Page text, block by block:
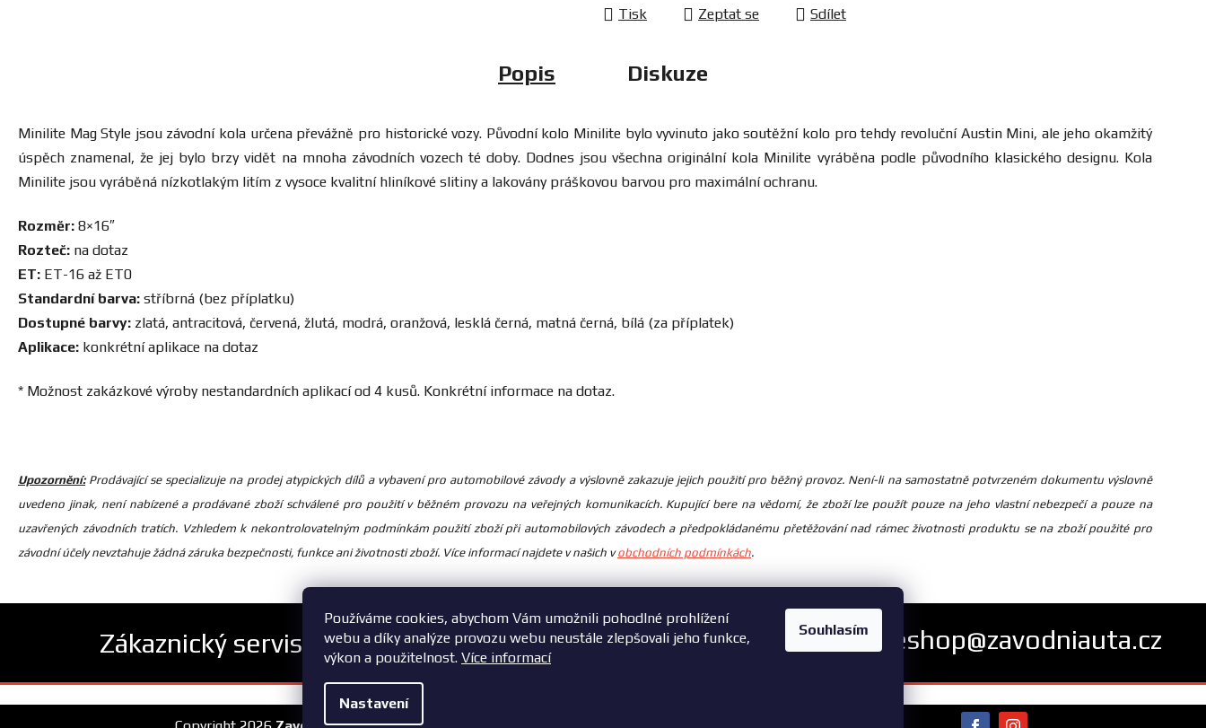
Používáme cookies, abychom Vám umožnili pohodlné prohlížení
webu a díky analýze provozu webu neustále zlepšovali jeho funkce,
výkon a použitelnost. Více informací
Nastavení
Souhlasím
Tisk Zeptat se Sdílet
Popis Diskuze
Minilite Mag Style jsou závodní kola určena převážně pro historické vozy. Původní kolo Minilite bylo vyvinuto jako soutěžní kolo pro tehdy revoluční Austin Mini, ale jeho okamžitý
úspěch znamenal, že jej bylo brzy vidět na mnoha závodních vozech té doby. Dodnes jsou všechna originální kola Minilite vyráběna podle původního klasického designu. Kola
Minilite jsou vyráběná nízkotlakým litím z vysoce kvalitní hliníkové slitiny a lakovány práškovou barvou pro maximální ochranu.
Rozměr: 8×16″
Rozteč: na dotaz
ET: ET-16 až ET0
Standardní barva: stříbrná (bez příplatku)
Dostupné barvy: zlatá, antracitová, červená, žlutá, modrá, oranžová, lesklá černá, matná černá, bílá (za příplatek)
Aplikace: konkrétní aplikace na dotaz
* Možnost zakázkové výroby nestandardních aplikací od 4 kusů. Konkrétní informace na dotaz.
Upozornění:Prodávající se specializuje na prodej atypických dílů a vybavení pro automobilové závody a výslovně zakazuje jejich použití pro běžný provoz. Není-li na samostatně potvrzeném dokumentu výslovně
uvedeno jinak, není nabízené a prodávané zboží schválené pro použití v běžném provozu na veřejných komunikacích. Kupující bere na vědomí, že zboží lze použít pouze na jeho vlastní nebezpečí a pouze na
uzavřených závodních tratích. Vzhledem k nekontrolovatelným podmínkám použití zboží při automobilových závodech a předpokládanému přetěžování nad rámec životnosti produktu se na zboží použité pro
závodní účely nevztahuje žádná záruka bezpečnosti, funkce ani životnosti zboží. Více informací najdete v našich vobchodních podmínkách.
Zákaznický servis +420 603 785 748 eshop@zavodniauta.cz